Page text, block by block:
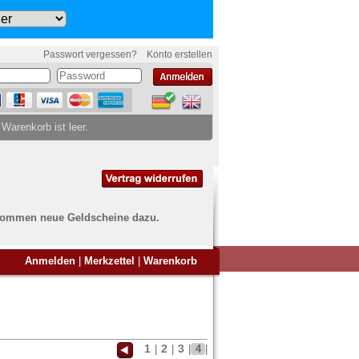
Passwort vergessen? Konto erstellen
Warenkorb ist leer.
neue Geldscheine dazu.
Sie Banknoten
zum Ankauf finden
Anmelden Merkzettel Warenkorb
1 2 3 4